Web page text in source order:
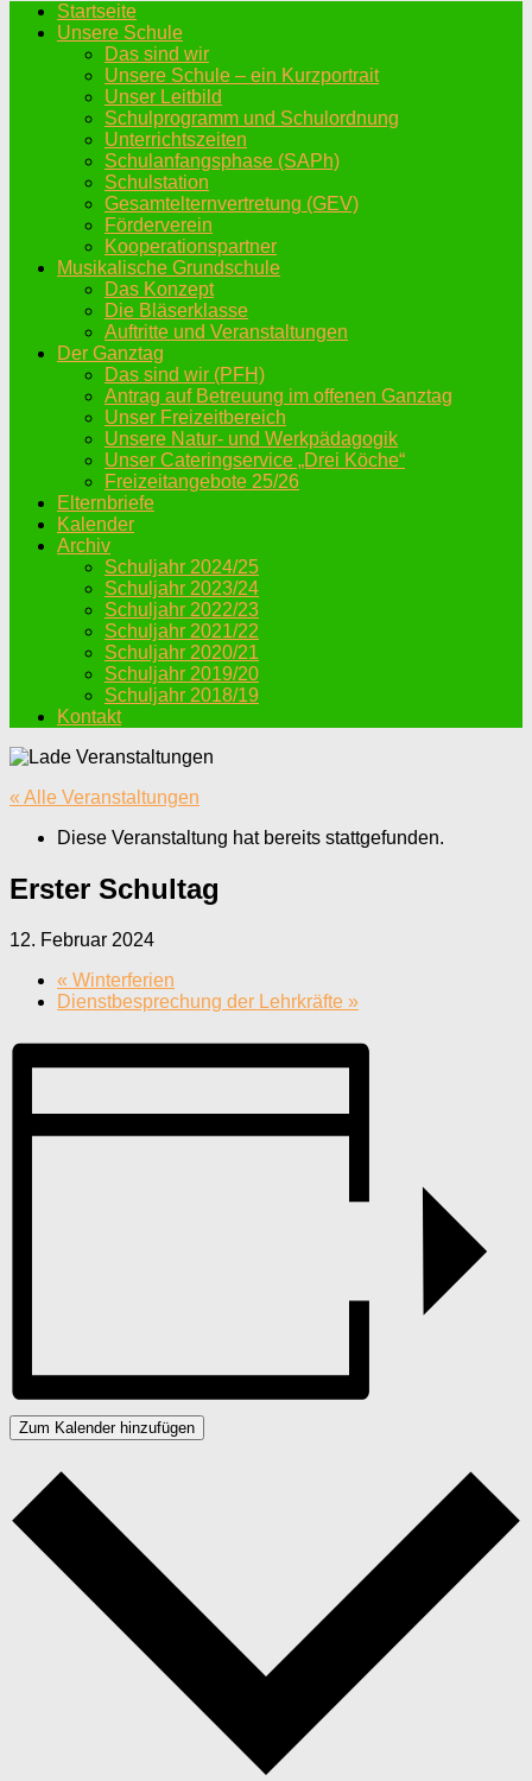
Startseite
Unsere Schule
Das sind wir
Unsere Schule – ein Kurzportrait
Unser Leitbild
Schulprogramm und Schulordnung
Unterrichtszeiten
Schulanfangsphase (SAPh)
Schulstation
Gesamtelternvertretung (GEV)
Förderverein
Kooperationspartner
Musikalische Grundschule
Das Konzept
Die Bläserklasse
Auftritte und Veranstaltungen
Der Ganztag
Das sind wir (PFH)
Antrag auf Betreuung im offenen Ganztag
Unser Freizeitbereich
Unsere Natur- und Werkpädagogik
Unser Cateringservice „Drei Köche“
Freizeitangebote 25/26
Elternbriefe
Kalender
Archiv
Schuljahr 2024/25
Schuljahr 2023/24
Schuljahr 2022/23
Schuljahr 2021/22
Schuljahr 2020/21
Schuljahr 2019/20
Schuljahr 2018/19
Kontakt
« Alle Veranstaltungen
Diese Veranstaltung hat bereits stattgefunden.
Erster Schultag
12. Februar 2024
« Winterferien
Dienstbesprechung der Lehrkräfte »
Zum Kalender hinzufügen